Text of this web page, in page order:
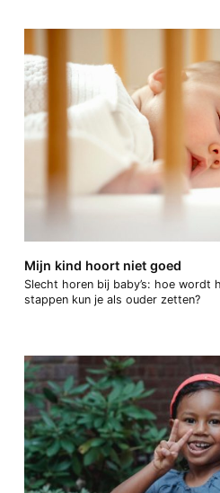
Mijn kind hoort niet goed
Slecht horen bij baby’s: hoe wordt
stappen kun je als ouder zetten?